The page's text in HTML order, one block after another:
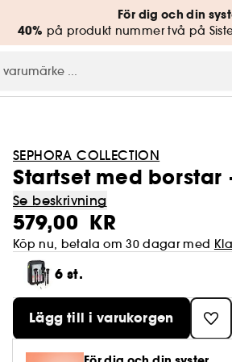
För dig och din
40% på produkt nummer två på
SEPHORA COLLECTION
Startset med
Se beskrivning
579,00 KR
Köp nu, betala om 30 dagar med
6 st.
Lägg till i varukorgen